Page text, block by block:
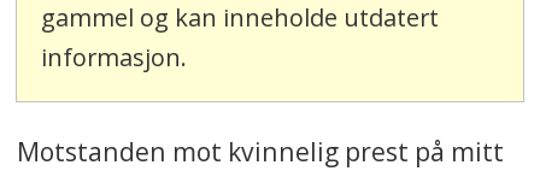
gammel og kan inneholde utdatert
informasjon.
Motstanden mot kvinnelig prest på mitt